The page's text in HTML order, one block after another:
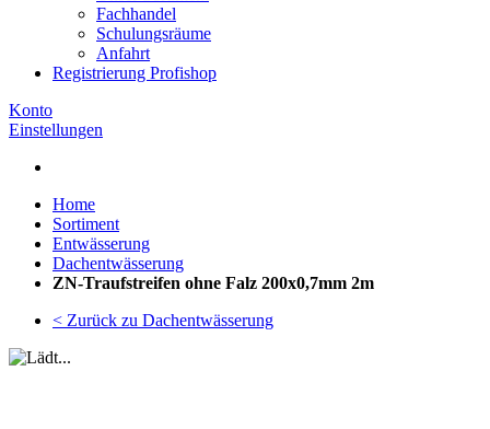
Fachhandel
Schulungsräume
Anfahrt
Registrierung Profishop
Konto
Einstellungen
Home
Sortiment
Entwässerung
Dachentwässerung
ZN-Traufstreifen ohne Falz 200x0,7mm 2m
< Zurück zu Dachentwässerung